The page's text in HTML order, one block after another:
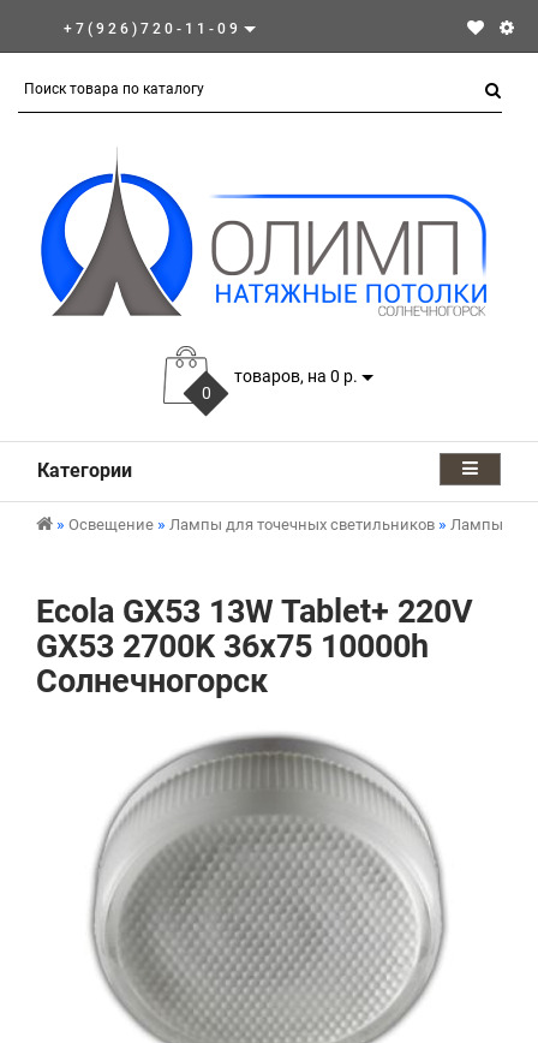
+7(926)720-11-09
0
товаров, на 0 р.
Категории
Освещение Лампы для точечных светильников Лампы
Ecola GX53 13W Tablet+ 220V
GX53 2700K 36x75 10000h
Солнечногорск